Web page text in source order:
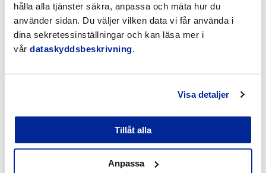
hålla alla tjänster säkra, anpassa och mäta hur du
använder sidan. Du väljer vilken data vi får använda i
dina sekretessinställningar och kan läsa mer i
vår dataskyddsbeskrivning
Visa detaljer
Tillåt alla
Anpassa
Evenemangstillstånd